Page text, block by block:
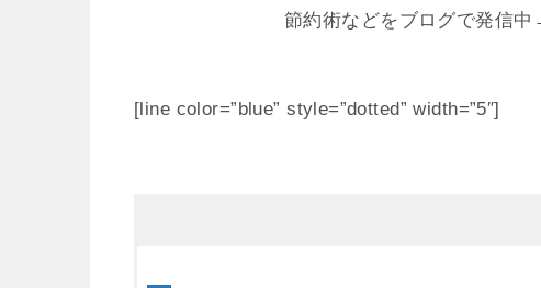
節約術などをブログで発信
[line color=”blue” style=”dotted” width=”5″]